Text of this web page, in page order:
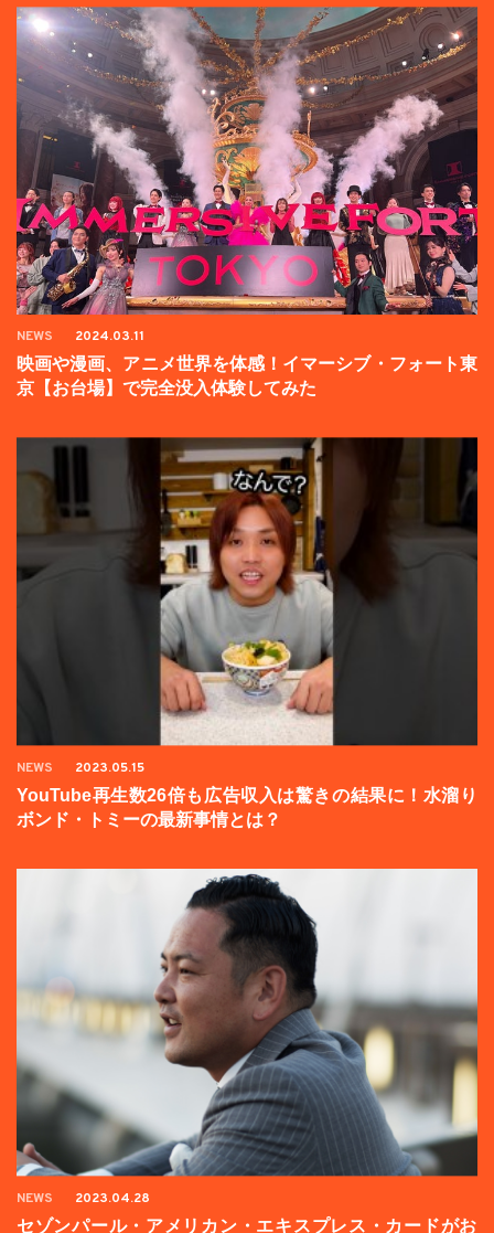
NEWS 2024.03.11
映画や漫画、アニメ世界を体感！イマーシブ・フォート東
京【お台場】で完全没入体験してみた
NEWS 2023.05.15
YouTube再生数26倍も広告収入は驚きの結果に！水溜り
ボンド・トミーの最新事情とは？
NEWS 2023.04.28
セゾンパール・アメリカン・エキスプレス・カードがお